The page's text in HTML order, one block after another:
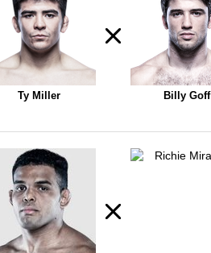
Ty Miller Billy Goff